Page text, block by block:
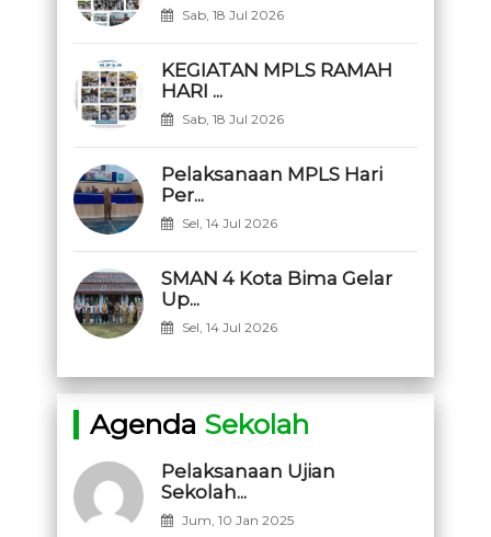
Sab, 18 Jul 2026
KEGIATAN MPLS RAMAH
HARI ...
Sab, 18 Jul 2026
Pelaksanaan MPLS Hari
Per...
Sel, 14 Jul 2026
SMAN 4 Kota Bima Gelar
Up...
Sel, 14 Jul 2026
Agenda Sekolah
Pelaksanaan Ujian
Sekolah...
Jum, 10 Jan 2025